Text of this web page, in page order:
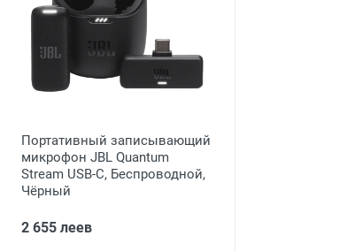
Портативный записывающий
микрофон JBL Quantum
Stream USB-C, Беспроводной,
Чёрный
2 655 леев